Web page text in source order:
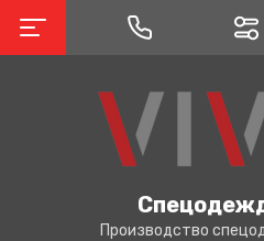
Производство